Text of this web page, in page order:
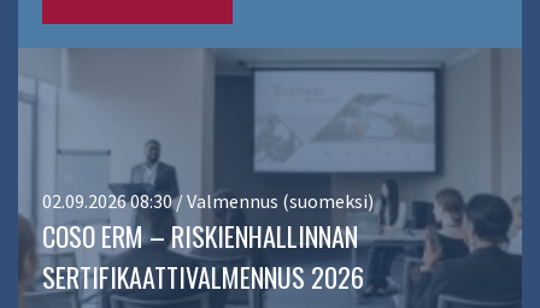
02.09.2026 08:30 / Valmennus (suomeksi)
COSO ERM – RISKIENHALLINNAN
SERTIFIKAATTIVALMENNUS 2026